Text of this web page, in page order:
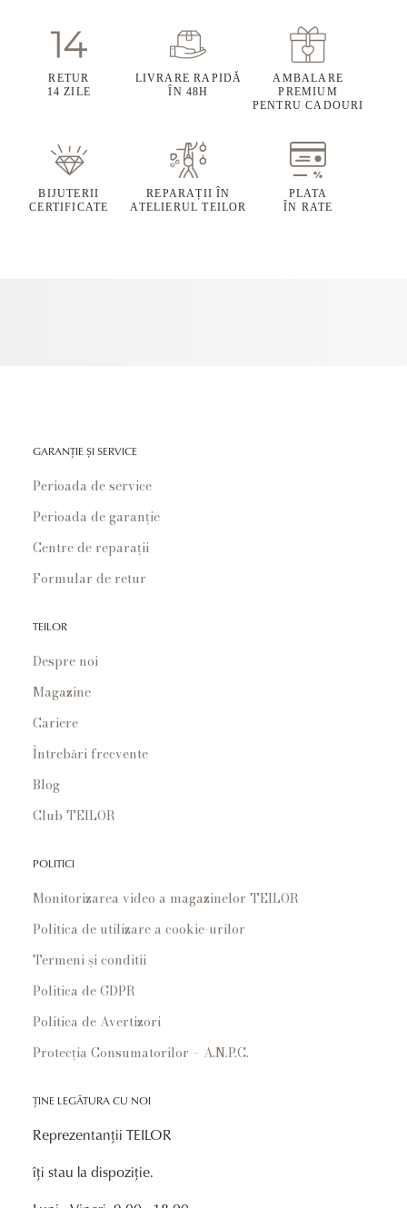
RETUR
14 ZILE
LIVRARE RAPIDĂ
ÎN 48H
AMBALARE
PREMIUM
PENTRU CADOURI
BIJUTERII
CERTIFICATE
REPARAȚII ÎN
ATELIERUL TEILOR
PLATA
ÎN RATE
GARANȚIE ȘI SERVICE
Perioada de service
Perioada de garanție
Centre de reparații
Formular de retur
TEILOR
Despre noi
Magazine
Cariere
Întrebări frecvente
Blog
Club TEILOR
POLITICI
Monitorizarea video a magazinelor TEILOR
Politica de utilizare a cookie-urilor
Termeni și conditii
Politica de GDPR
Politica de Avertizori
Protecția Consumatorilor – A.N.P.C.
ȚINE LEGĂTURA CU NOI
Reprezentanții TEILOR
îți stau la dispoziție.